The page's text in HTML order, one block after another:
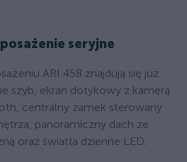
seryjne
ARI 458 znajdują się już
szyb, ekran dotykowy z kamerą
centralny zamek sterowany
panoramiczny dach ze
oraz światła dzienne LED.